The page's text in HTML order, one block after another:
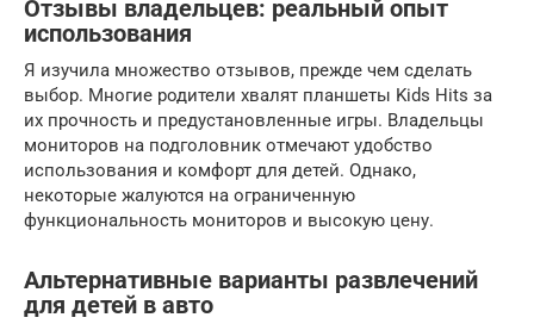
Отзывы владельцев: реальный опыт
использования
Я изучила множество отзывов, прежде чем сделать
выбор. Многие родители хвалят планшеты Kids Hits за
их прочность и предустановленные игры. Владельцы
мониторов на подголовник отмечают удобство
использования и комфорт для детей. Однако,
некоторые жалуются на ограниченную
функциональность мониторов и высокую цену.
Альтернативные варианты развлечений
для детей в авто